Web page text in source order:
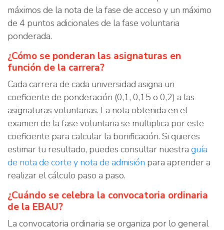
máximos de la nota de la fase de acceso y un máximo
de 4 puntos adicionales de la fase voluntaria
ponderada.
¿Cómo se ponderan las asignaturas en
función de la carrera?
Cada carrera de cada universidad asigna un
coeficiente de ponderación (0,1, 0,15 o 0,2) a las
asignaturas voluntarias. La nota obtenida en el
examen de la fase voluntaria se multiplica por este
coeficiente para calcular la bonificación. Si quieres
estimar tu resultado, puedes consultar nuestra guía
de nota de corte y nota de admisión para aprender a
realizar el cálculo paso a paso.
¿Cuándo se celebra la convocatoria ordinaria
de la EBAU?
La convocatoria ordinaria se organiza por lo general